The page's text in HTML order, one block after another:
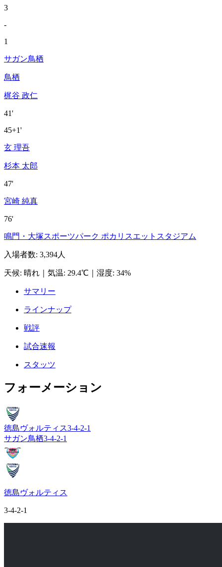
3
-
1
サガン鳥栖
鳥栖
梶谷 政仁
41'
45+1'
玄 理吾
杉本 太郎
47'
宮崎 純真
76'
鳴門・大塚スポーツパーク ポカリスエットスタジアム
入場者数: 3,394人
天候: 晴れ 気温: 29.4℃ 湿度: 34%
サマリー
ラインナップ
戦評
試合速報
スタッツ
フォーメーション
徳島ヴォルティス3-4-2-1
サガン鳥栖3-4-2-1
徳島ヴォルティス
3-4-2-1